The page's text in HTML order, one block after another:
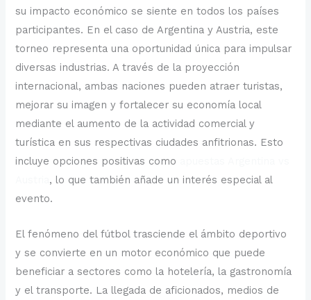
su impacto económico se siente en todos los países
participantes. En el caso de Argentina y Austria, este
torneo representa una oportunidad única para impulsar
diversas industrias. A través de la proyección
internacional, ambas naciones pueden atraer turistas,
mejorar su imagen y fortalecer su economía local
mediante el aumento de la actividad comercial y
turística en sus respectivas ciudades anfitrionas. Esto
incluye opciones positivas como
, lo que también añade un interés especial al
evento.
El fenómeno del fútbol trasciende el ámbito deportivo
y se convierte en un motor económico que puede
beneficiar a sectores como la hotelería, la gastronomía
y el transporte. La llegada de aficionados, medios de